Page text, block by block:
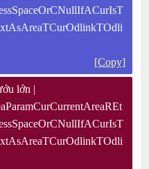
[Copy]
lớn |